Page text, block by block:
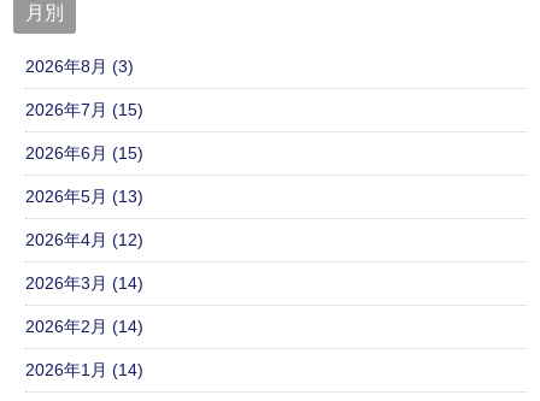
月別
2026年8月 (3)
2026年7月 (15)
2026年6月 (15)
2026年5月 (13)
2026年4月 (12)
2026年3月 (14)
2026年2月 (14)
2026年1月 (14)